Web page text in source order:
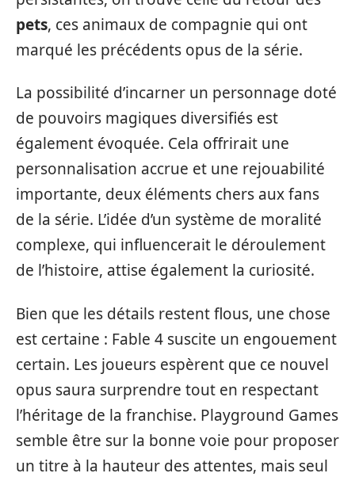
pets, ces animaux de compagnie qui ont
marqué les précédents opus de la série.
La possibilité d’incarner un personnage doté
de pouvoirs magiques diversifiés est
également évoquée. Cela offrirait une
personnalisation accrue et une rejouabilité
importante, deux éléments chers aux fans
de la série. L’idée d’un système de moralité
complexe, qui influencerait le déroulement
de l’histoire, attise également la curiosité.
Bien que les détails restent flous, une chose
est certaine : Fable 4 suscite un engouement
certain. Les joueurs espèrent que ce nouvel
opus saura surprendre tout en respectant
l’héritage de la franchise. Playground Games
semble être sur la bonne voie pour proposer
un titre à la hauteur des attentes, mais seul